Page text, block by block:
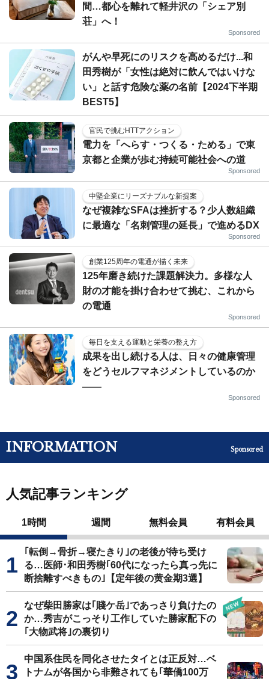
間…都心を離れて軽井沢の「シェア別
荘」へ！
Sponsored
がんや早死にのリスクを高めるだけ...和
田秀樹が「女性は絶対に飲んではいけな
い」と話す危険な薬の名前【2024下半期
BEST5】
官民で挑むHTTアクション
電力を「へらす・つくる・ためる」で東
京都と企業が歩む持続可能社会への道
Sponsored
中堅企業にリーズナブルな新提案
なぜ複雑なSFAは挫折する？少人数組織
に最適な「名刺管理の延長」で進めるDX
Sponsored
創業125周年の電通が描く未来
125年磨き続けた課題解決力。多様な人
財の才能を掛け合わせて挑む、これから
の電通
Sponsored
毎日を支える運動と栄養の整え方
成果を出し続ける人は、日々の健康管理
をどうセルフマネジメントしているのか
——
Sponsored
INFORMATION Sponsored
人気記事ランキング
1時間 週間 無料会員 有料会員
｢転倒→骨折→寝たきり｣の老後が待ち受け
る…医師･和田秀樹｢60代になったら真っ先に
断捨離すべきもの｣【定年後の黄金期3選】
なぜ柴田勝家は｢賤ケ岳｣であっさり負けたの
か…秀吉がこっそり工作していた勝家配下の
｢大物武将｣の裏切り
中国系住民を同化させたタイとは正反対…ベ
トナムが各国から非難されても｢華僑100万